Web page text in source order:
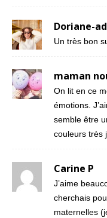
Doriane-
Un très bon
maman
On lit en ce
émotions.
semble être
couleurs très
Carine P
J’aime
cherchais
maternelles